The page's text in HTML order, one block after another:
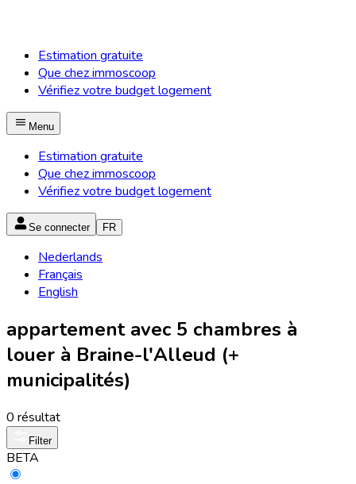
Estimation gratuite
Que chez immoscoop
Vérifiez votre budget logement
Menu
Estimation gratuite
Que chez immoscoop
Vérifiez votre budget logement
Se connecter FR
Nederlands
Français
English
appartement avec 5 chambres à
louer à Braine-l'Alleud (+
municipalités)
0 résultat
Filter
BETA